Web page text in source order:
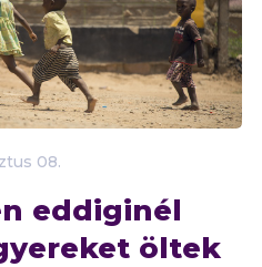
08.
eddiginél
öltek